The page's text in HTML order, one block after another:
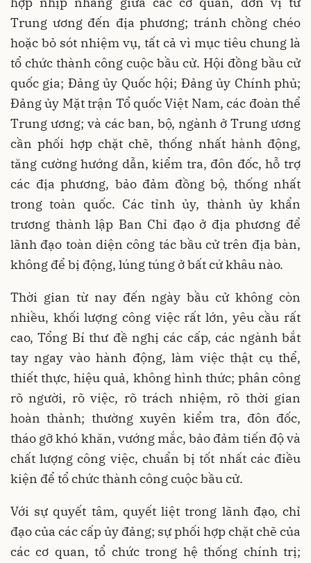
Trung ương đến địa phương; tránh chồng chéo
hoặc bỏ sót nhiệm vụ, tất cả vì mục tiêu chung là
tổ chức thành công cuộc bầu cử. Hội đồng bầu cử
quốc gia; Đảng ủy Quốc hội; Đảng ủy Chính phủ;
Đảng ủy Mặt trận Tổ quốc Việt Nam, các đoàn thể
Trung ương; và các ban, bộ, ngành ở Trung ương
cần phối hợp chặt chẽ, thống nhất hành động,
tăng cường hướng dẫn, kiểm tra, đôn đốc, hỗ trợ
các địa phương, bảo đảm đồng bộ, thống nhất
trong toàn quốc. Các tỉnh ủy, thành ủy khẩn
trương thành lập Ban Chỉ đạo ở địa phương để
lãnh đạo toàn diện công tác bầu cử trên địa bàn,
không để bị động, lúng túng ở bất cứ khâu nào.
Thời gian từ nay đến ngày bầu cử không còn
nhiều, khối lượng công việc rất lớn, yêu cầu rất
cao, Tổng Bí thư đề nghị các cấp, các ngành bắt
tay ngay vào hành động, làm việc thật cụ thể,
thiết thực, hiệu quả, không hình thức; phân công
rõ người, rõ việc, rõ trách nhiệm, rõ thời gian
hoàn thành; thường xuyên kiểm tra, đôn đốc,
tháo gỡ khó khăn, vướng mắc, bảo đảm tiến độ và
chất lượng công việc, chuẩn bị tốt nhất các điều
kiện để tổ chức thành công cuộc bầu cử.
Với sự quyết tâm, quyết liệt trong lãnh đạo, chỉ
đạo của các cấp ủy đảng; sự phối hợp chặt chẽ của
các cơ quan, tổ chức trong hệ thống chính trị;